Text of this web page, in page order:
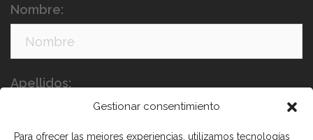
Gestionar consentimiento
Para ofrecer las mejores experiencias, utilizamos tecnologías
Nombre:
Apellidos: